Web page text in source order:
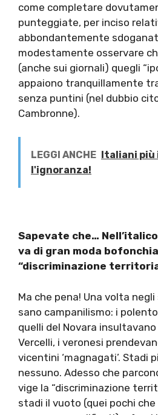
come completare
punteggiate, per inciso
abbondantemente
modestamente osservare
(anche sui giornali) quegli
appaiono tranquillamente
senza puntini (nel dubbio
Cambronne).
LEGGI ANCHE Italiani più
l'ignoranza!
Sapevate che…
va di gran moda
“discriminazione
Ma che pena! Una volta
sano campanilismo: i
quelli del Novara
Vercelli, i veronesi
vicentini ‘magnagati’. Stadi
nessuno. Adesso che
vige la “discriminazione
stadi il vuoto (quei pochi